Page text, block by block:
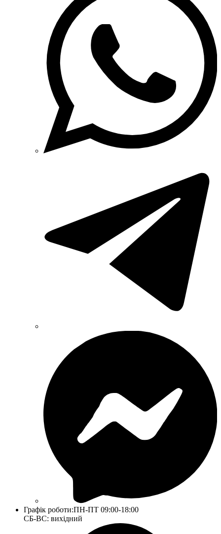
Графік роботи:ПН-ПТ 09:00-18:00
СБ-ВС: вихідний